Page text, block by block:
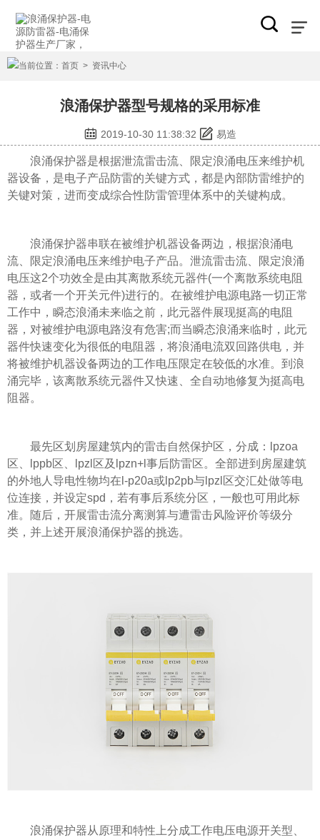
当前位置： 首页 > 资讯中心
浪涌保护器型号规格的采用标准
2019-10-30 11:38:32 易造
浪涌保护器是根据泄流雷击流、限定浪涌电压来维护机
器设备，是电子产品防雷的关键方式，都是內部防雷维护的
关键对策，进而变成综合性防雷管理体系中的关键构成。
浪涌保护器串联在被维护机器设备两边，根据浪涌电
流、限定浪涌电压来维护电子产品。泄流雷击流、限定浪涌
电压这2个功效全是由其离散系统元器件(一个离散系统电阻
器，或者一个开关元件)进行的。在被维护电源电路一切正常
工作中，瞬态浪涌未来临之前，此元器件展现挺高的电阻
器，对被维护电源电路沒有危害;而当瞬态浪涌来临时，此元
器件快速变化为很低的电阻器，将浪涌电流双回路供电，并
将被维护机器设备两边的工作电压限定在较低的水准。到浪
涌完毕，该离散系统元器件又快速、全自动地修复为挺高电
阻器。
最先区划房屋建筑内的雷击自然保护区，分成：lpzoa
区、lppb区、lpzl区及lpzn+l事后防雷区。全部进到房屋建筑
的外地人导电性物均在l-p20a或lp2pb与lpzl区交汇处做等电
位连接，并设定spd，若有事后系统分区，一般也可用此标
准。随后，开展雷击流分离测算与遭雷击风险评价等级分
类，并上述开展浪涌保护器的挑选。
浪涌保护器从原理和特性上分成工作电压电源开关型、